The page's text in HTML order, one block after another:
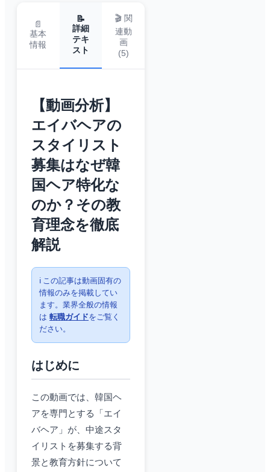
📄
基本
情報
📝
詳細
テキ
スト
🎬 関
連動
画
(5)
【動画分析】
エイバヘアの
スタイリスト
募集はなぜ韓
国ヘア特化な
のか？その教
育理念を徹底
解説
ℹ️ この記事は動画固有の
情報のみを掲載してい
ます。業界全般の情報
は 転職ガイドをご覧く
ださい。
はじめに
この動画では、韓国ヘ
アを専門とする「エイ
バヘア」が、中途スタ
イリストを募集する背
景と教育方針について